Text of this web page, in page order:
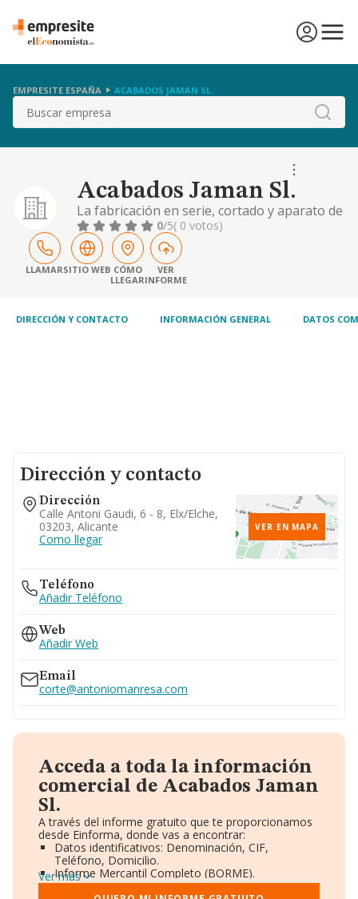
EMPRESITE ESPAÑA ACABADOS JAMAN SL.
Buscar
Acabados Jaman Sl.
La fabricación en serie, cortado y aparato de
todo tipo de calzados y productos
intermedios para el calzado, así como su
comercialización al por mayor
0/5( 0 votos)
LLAMARSITIO WEB CÓMO
LLEGAR
VER
INFORME
DIRECCIÓN Y CONTACTO INFORMACIÓN GENERAL DATOS
Dirección y contacto
Dirección
Calle Antoni Gaudi, 6 - 8, Elx/elche,
03203, Alicante
Como llegar
VER EN MAPA
Teléfono
Añadir Teléfono
Web
Añadir Web
Email
corte@antoniomanresa.com
Acceda a toda la información
comercial de Acabados Jaman
Sl.
A través del informe gratuito que te proporcionamos
desde Einforma, donde vas a encontrar:
Datos identificativos: Denominación, CIF,
Teléfono, Domicilio.
Informe Mercantil Completo (BORME).
Gráficos de Evolución Ventas y Empleados.
Ver más